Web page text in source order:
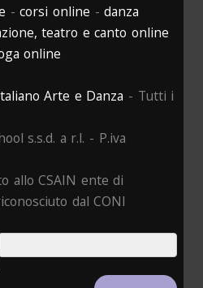
-corsi online -danza
teatro e canto online
online
Arte e Danza - Tutti i
s.s.d. a r.l. - P.iva
allo CSAIN ente di
dal CONI